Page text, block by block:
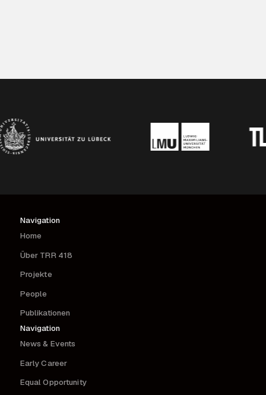
Navigation
Home
Über TRR 418
Projekte
People
Publikationen
Navigation
News & Events
Early Career
Equal Opportunity